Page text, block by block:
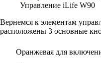
Управление iLife W90
Вернемся к элементам
расположены 3 основные
Оранжевая для